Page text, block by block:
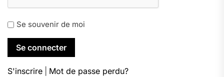
Se souvenir de moi
S'inscrire Mot de passe perdu?